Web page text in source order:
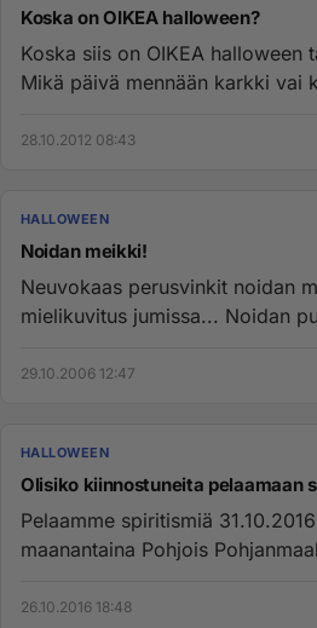
Koska on OIKEA halloween?
Koska siis on OIKEA halloween
Mikä päivä mennään karkki vai
28.10.2012 08:43
HALLOWEEN
Noidan meikki!
Neuvokaas perusvinkit noidan
mielikuvitus jumissa... Noidan
29.10.2006 12:47
HALLOWEEN
Olisiko kiinnostuneita pelaamaan
Pelaamme spiritismiä
maanantaina Pohjois
26.10.2016 18:48